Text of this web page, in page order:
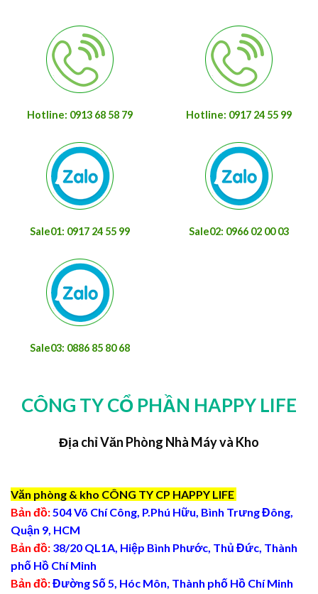
Hotline: 0913 68 58 79 Hotline: 0917 24 55 99
Sale01: 0917 24 55 99 Sale02: 0966 02 00 03
Sale03: 0886 85 80 68
CÔNG TY CỔ PHẦN HAPPY LIFE
Địa chỉ Văn Phòng Nhà Máy và Kho
Văn phòng & kho CÔNG TY CP HAPPY LIFE
Bản đồ:504 Võ Chí Công, P.Phú Hữu, Bình Trưng Đông,
Quận 9, HCM
Bản đồ: 38/20 QL1A, Hiệp Bình Phước, Thủ Đức, Thành
phố Hồ Chí Minh
Bản đồ:Đường Số 5, Hóc Môn, Thành phố Hồ Chí Minh